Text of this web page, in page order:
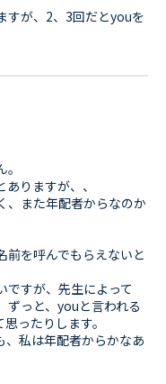
すが、2、3回だとyouを
りますが、、
、また年配者からなのか
前を呼んでもらえないと
ですが、先生によって
ずっと、youと言われる
ったりします。
、私は年配者からかなあ